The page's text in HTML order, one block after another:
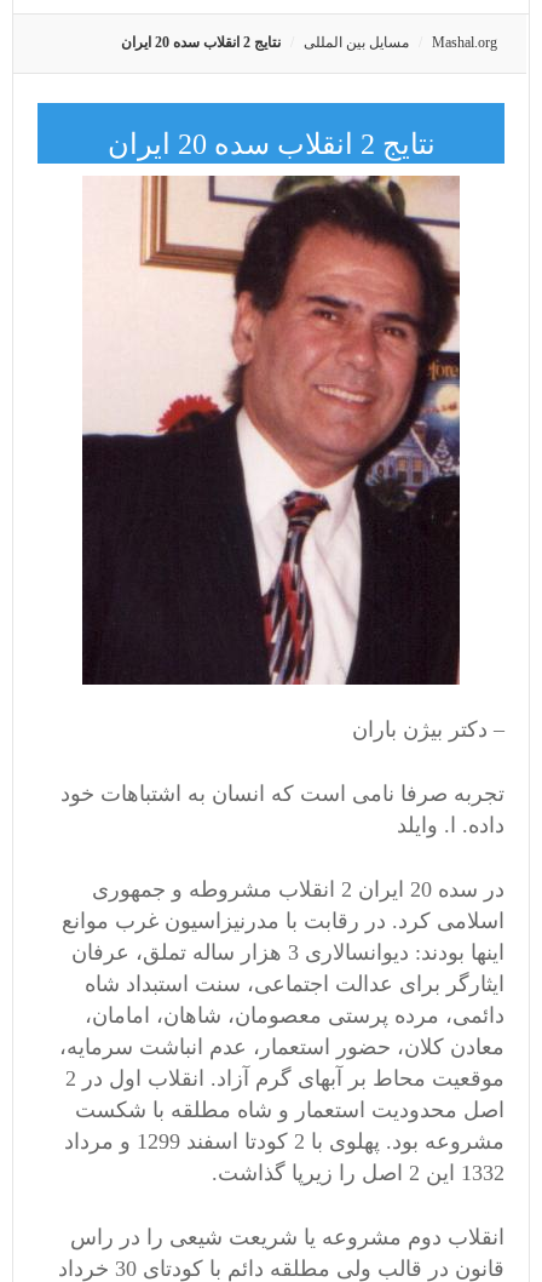
Mashal.org مسایل بین المللی نتایج 2 انقلاب سده 20 ایران
نتایج 2 انقلاب سده 20 ایران
– دکتر بیژن باران
تجربه صرفا نامی است که انسان به اشتباهات خود
داده. ا. وایلد
در سده 20 ایران 2 انقلاب مشروطه و جمهوری
اسلامی کرد. در رقابت با مدرنیزاسیون غرب موانع
اینها بودند: دیوانسالاری 3 هزار ساله تملق، عرفان
ایثارگر برای عدالت اجتماعی، سنت استبداد شاه
دائمی، مرده پرستی معصومان، شاهان، امامان،
معادن کلان، حضور استعمار، عدم انباشت سرمایه،
موقعیت محاط بر آبهای گرم آزاد. انقلاب اول در 2
اصل محدودیت استعمار و شاه مطلقه با شکست
مشروعه بود. پهلوی با 2 کودتا اسفند 1299 و مرداد
1332 این 2 اصل را زیرپا گذاشت.
انقلاب دوم مشروعه یا شریعت شیعی را در راس
قانون در قالب ولی مطلقه دائم با کودتای 30 خرداد